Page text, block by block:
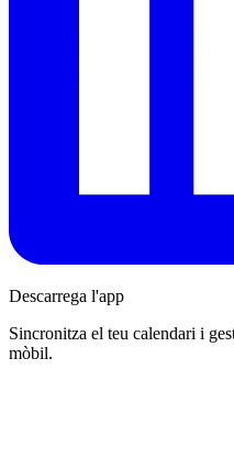
Descarrega l'app
Sincronitza el teu calendari i
mòbil.